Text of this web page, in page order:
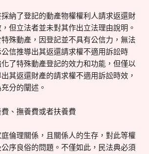
納了登記的動產物權權利人請求返還財
但立法者並未對其作出立法理由說明。
殊動產，因登記並不具有公信力，無法
信推導出其返還請求權不適用訴訟時
了特殊動產登記的效力和功能，但僅以
其返還財產的請求權不適用訴訟時效，
分的闡述。
費、撫養費或者扶養費
倫理關係，且關係人的生存，對此等權
序良俗的問題。不僅如此，民法典必須